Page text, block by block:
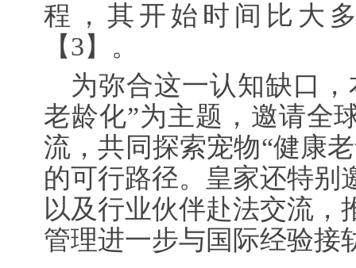
程，其开始时间比大
【3】 。
为弥合这一认知缺口
老龄化”为主题，邀请全
流，共同探索宠物“健康
的可行路径。皇家还特别
以及行业伙伴赴法交流，
管理进一步与国际经验接